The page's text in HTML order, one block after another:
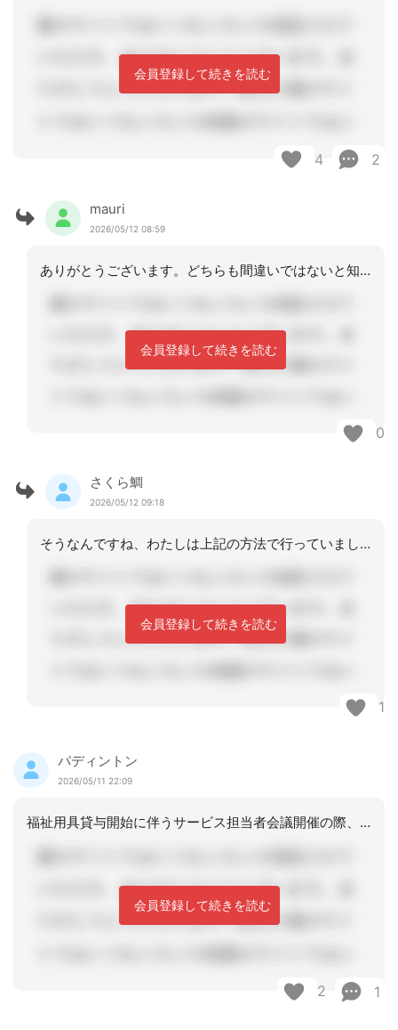
会員登録して続きを読む
4 2
mauri
2026/05/12 08:59
ありがとうございます。どちらも間違いではないと知り、安心しました。
会員登録して続きを読む
0
さくら鯛
2026/05/12 09:18
そうなんですね、わたしは上記の方法で行っていましたが、勉強になりました。
会員登録して続きを読む
1
パディントン
2026/05/11 22:09
福祉用具貸与開始に伴うサービス担当者会議開催の際、福祉用具貸与開始に加えて、デイ
会員登録して続きを読む
2 1